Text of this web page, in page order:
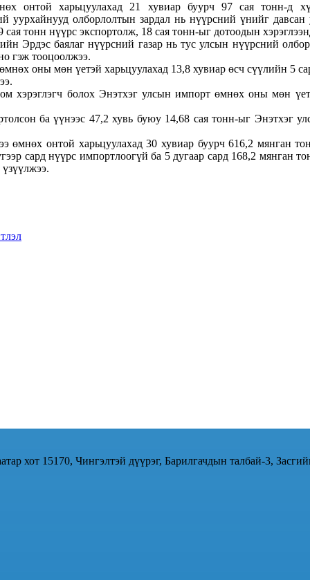
онтой харьцуулахад 21 хувиар буурч 97 сая тонн-д
уурхайнууд олборлолтын зардал нь нүүрсний үнийг
тонн нүүрс экспортолж, 18 сая тонн-ыг дотоодын
Эрдэс баялаг нүүрсний газар нь тус улсын нүүрсний
гэж тооцоолжээ.
оны мөн үетэй харьцуулахад 13,8 хувиар өсч сүүлийн 5
болох Энэтхэг улсын импорт өмнөх оны мөн
ба үүнээс 47,2 хувь буюу 14,68 сая тонн-ыг
онтой харьцуулахад 30 хувиар буурч 616,2 мянган
сард нүүрс импортлоогүй ба 5 дугаар сард 168,2
хот 15170, Чингэлтэй дүүрэг, Барилгачдын талбай-3,